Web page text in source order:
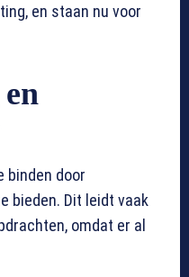
en staan nu voor
binden door
bieden. Dit leidt vaak
omdat er al